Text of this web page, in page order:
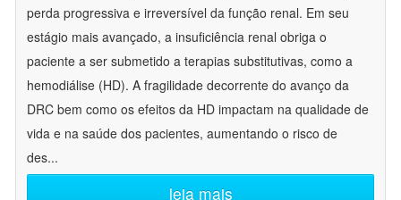
perda progressiva e irreversível da função renal. Em seu
estágio mais avançado, a insuficiência renal obriga o
paciente a ser submetido a terapias substitutivas, como a
hemodiálise (HD). A fragilidade decorrente do avanço da
DRC bem como os efeitos da HD impactam na qualidade de
vida e na saúde dos pacientes, aumentando o risco de
des...
leia mais